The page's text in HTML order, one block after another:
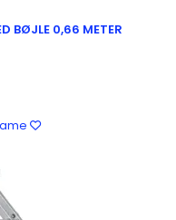
BØJLE 0,66 METER